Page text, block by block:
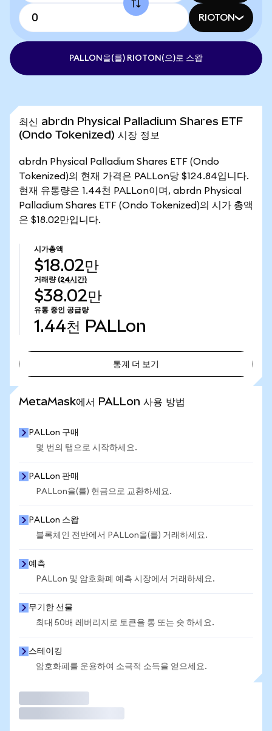
RIOTON
PALLON을(를) RIOTON(으)로 스왑
최신 abrdn Physical Palladium Shares ETF
(Ondo Tokenized) 시장 정보
abrdn Physical Palladium Shares ETF (Ondo
Tokenized)의 현재 가격은 PALLon당 $124.84입니다.
현재 유통량은 1.44천 PALLon이며, abrdn Physical
Palladium Shares ETF (Ondo Tokenized)의 시가 총액
은 $18.02만입니다.
시가총액
$18.02만
거래량 (24시간)
$38.02만
유통 중인 공급량
1.44천 PALLon
통계 더 보기
MetaMask에서 PALLon 사용 방법
PALLon 구매
몇 번의 탭으로 시작하세요.
PALLon 판매
PALLon을(를) 현금으로 교환하세요.
PALLon 스왑
블록체인 전반에서 PALLon을(를) 거래하세요.
예측
PALLon 및 암호화폐 예측 시장에서 거래하세요.
무기한 선물
최대 50배 레버리지로 토큰을 롱 또는 숏 하세요.
스테이킹
암호화폐를 운용하여 소극적 소득을 얻으세요.